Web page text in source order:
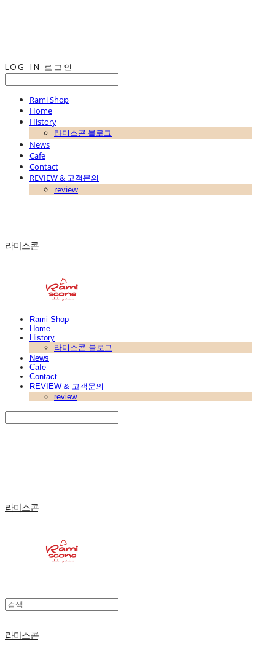
LOG IN 로그인
Rami Shop
Home
History
라미스콘 블로그
News
Cafe
Contact
REVIEW & 고객문의
review
라미스콘
Rami Shop
Home
History
라미스콘 블로그
News
Cafe
Contact
REVIEW & 고객문의
review
라미스콘
라미스콘